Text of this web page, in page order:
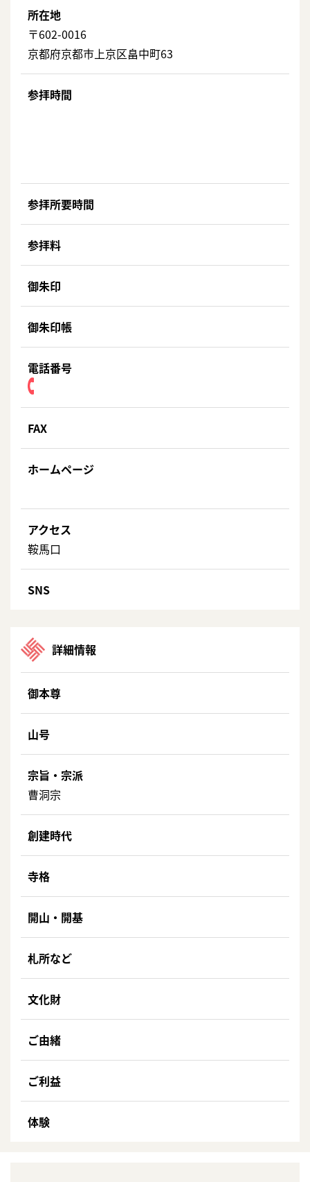
所在地
〒602-0016
京都府京都市上京区畠中町63
参拝時間
参拝所要時間
参拝料
御朱印
御朱印帳
電話番号
FAX
ホームページ
アクセス
鞍馬口
SNS
詳細情報
御本尊
山号
宗旨・宗派
曹洞宗
創建時代
寺格
開山・開基
札所など
文化財
ご由緒
ご利益
体験